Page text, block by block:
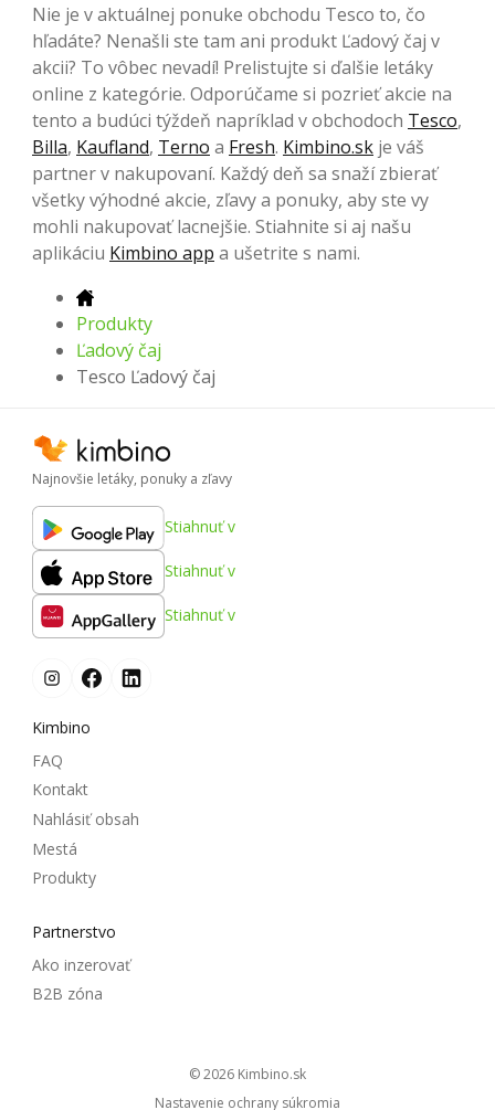
Nie je v aktuálnej ponuke obchodu Tesco to, čo
hľadáte? Nenašli ste tam ani produkt Ľadový čaj v
akcii? To vôbec nevadí! Prelistujte si ďalšie letáky
online z kategórie. Odporúčame si pozrieť akcie na
tento a budúci týždeň napríklad v obchodoch Tesco,
Billa, Kaufland, Terno a Fresh. Kimbino.sk je váš
partner v nakupovaní. Každý deň sa snaží zbierať
všetky výhodné akcie, zľavy a ponuky, aby ste vy
mohli nakupovať lacnejšie. Stiahnite si aj našu
aplikáciu Kimbino app a ušetrite s nami.
Produkty
Ľadový čaj
Tesco Ľadový čaj
Najnovšie letáky, ponuky a zľavy
Stiahnuť v
Stiahnuť v
Stiahnuť v
Kimbino
FAQ
Kontakt
Nahlásiť obsah
Mestá
Produkty
Partnerstvo
Ako inzerovať
B2B zóna
© 2026
kimbino.sk
Nastavenie ochrany súkromia